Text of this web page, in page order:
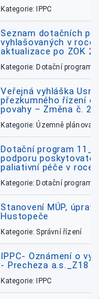
Kategorie: IPPC
Seznam dotačních
vyhlašovaných v roce
aktualizace po ZOK
Kategorie: Dotační
Veřejná vyhláška
přezkumného řízení
povahy – Změna č. 2
Kategorie: Územně
Dotační program
podporu
paliativní péče v roce
Kategorie: Dotační
Stanovení MÚP,
Hustopeče
Kategorie: Správní řízení
IPPC- Oznámení o
- Precheza a.s._Z18
Kategorie: IPPC